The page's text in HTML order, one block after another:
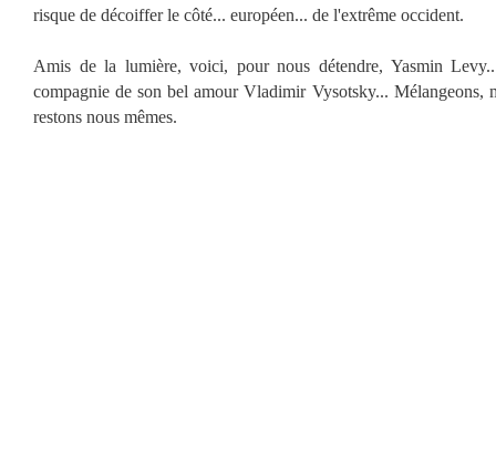
risque de décoiffer le côté... européen... de l'extrême occident.
Amis de la lumière, voici, pour nous détendre, Yasmin
compagnie de son bel amour Vladimir Vysotsky... Mélangeons,
restons nous mêmes.